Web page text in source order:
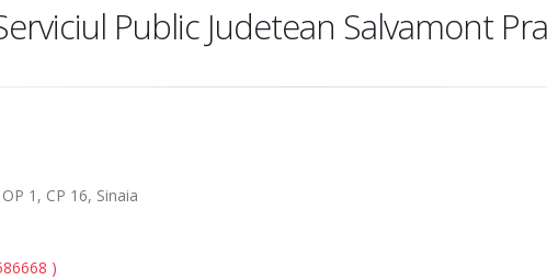
Public Judetean Salvamont
1, CP 16, Sinaia
)